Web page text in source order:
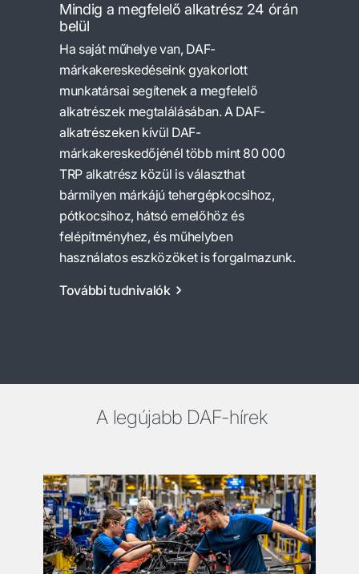
Mindig a megfelelő alkatrész 24 órán
belül
Ha saját műhelye van, DAF-
márkakereskedéseink gyakorlott
munkatársai segítenek a megfelelő
alkatrészek megtalálásában. A DAF-
alkatrészeken kívül DAF-
márkakereskedőjénél több mint 80 000
TRP alkatrész közül is választhat
bármilyen márkájú tehergépkocsihoz,
pótkocsihoz, hátsó emelőhöz és
felépítményhez, és műhelyben
használatos eszközöket is forgalmazunk.
További tudnivalók
A legújabb DAF-hírek
hírek